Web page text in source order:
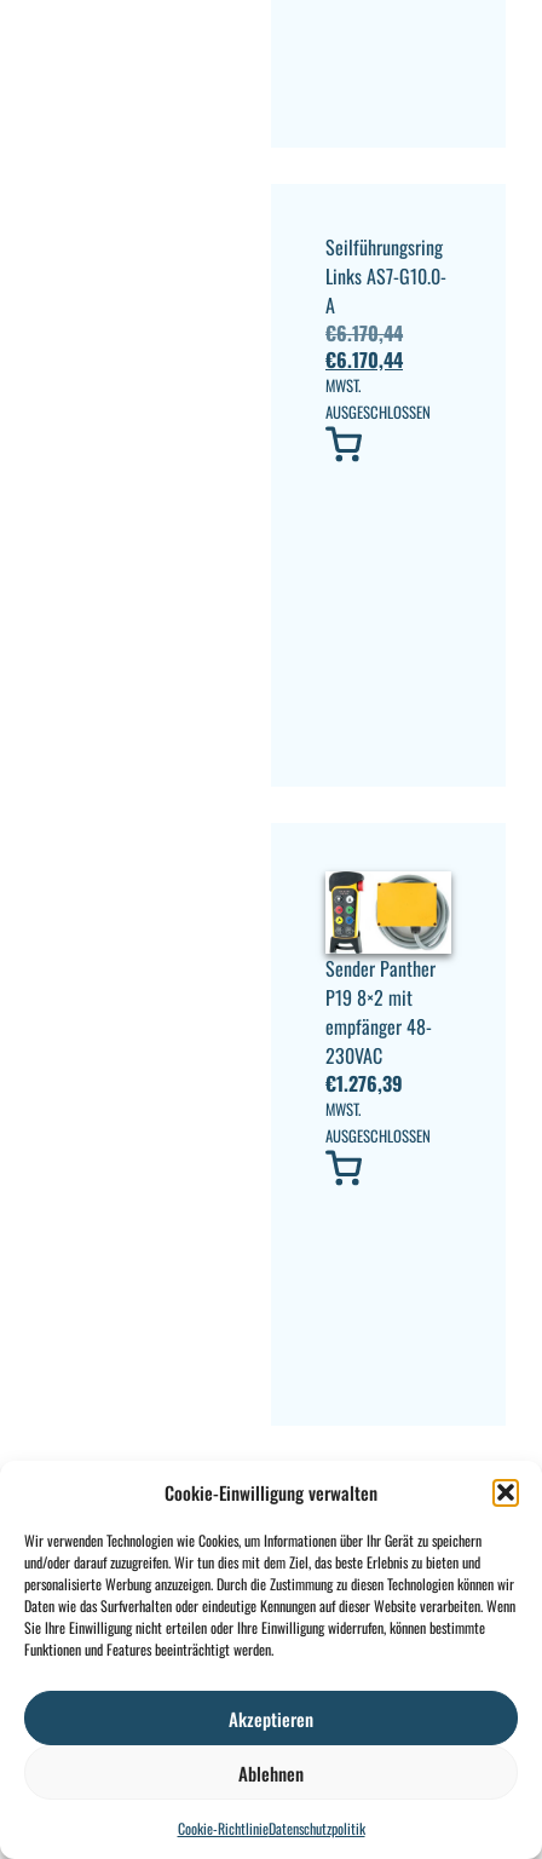
Cookie-Einwilligung verwalten
Wir verwenden Technologien wie Cookies, um Informationen über Ihr Gerät zu speichern
und/oder darauf zuzugreifen. Wir tun dies mit dem Ziel, das beste Erlebnis zu bieten und
personalisierte Werbung anzuzeigen. Durch die Zustimmung zu diesen Technologien können wir
Daten wie das Surfverhalten oder eindeutige Kennungen auf dieser Website verarbeiten. Wenn
Sie Ihre Einwilligung nicht erteilen oder Ihre Einwilligung widerrufen, können bestimmte
Funktionen und Features beeinträchtigt werden.
Akzeptieren
Ablehnen
Cookie-RichtlinieDatenschutzpolitik
Seilführungsring
Links AS7-G10.0-
A
€6.170,44
€6.170,44
MWST.
AUSGESCHLOSSEN
Sender Panther
P19 8×2 mit
empfänger 48-
230VAC
€1.276,39
MWST.
AUSGESCHLOSSEN
Sender PN-T19-2
AUSGESCHLOSSEN